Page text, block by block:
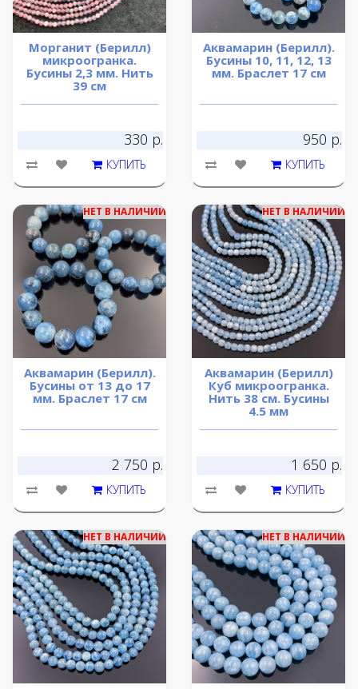
Морганит (Берилл)
микроогранка.
Бусины 2,3 мм. Нить
39 см
330 р.
КУПИТЬ
Аквамарин (Берилл).
Бусины 10, 11, 12, 13
мм. Браслет 17 см
950 р.
КУПИТЬ
НЕТ В НАЛИЧИИ
Аквамарин (Берилл).
Бусины от 13 до 17
мм. Браслет 17 см
2 750 р.
КУПИТЬ
НЕТ В НАЛИЧИИ
Аквамарин (Берилл)
Куб микроогранка.
Нить 38 см. Бусины
4.5 мм
1 650 р.
КУПИТЬ
НЕТ В НАЛИЧИИ НЕТ В НАЛИЧИИ